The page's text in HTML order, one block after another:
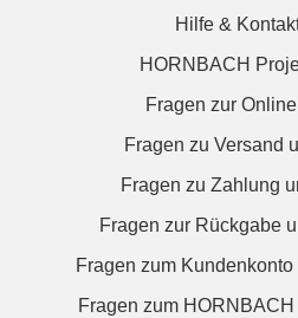
Hilfe &
HORNBACH
Fragen zur
Fragen zu Versand
Fragen zu Zahlung
Fragen zur Rückgabe
Fragen zum
Fragen zum